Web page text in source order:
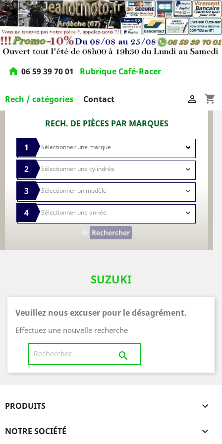
home 06 59 39 70 01 Rubrique Café-Racer
Rech / catégories Contact shopping_cart

RECH. DE PIÈCES PAR MARQUES
1
2
3
4
Rechercher
SUZUKI
Veuillez nous excuser pour le désagrément.
Effectuez une nouvelle recherche

PRODUITS 
NOTRE SOCIÉTÉ 